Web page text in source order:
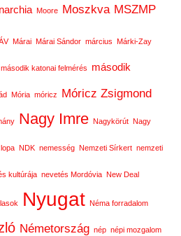
Moore Moszkva MSZMP
Márai Márai Sándor március Márki-Zay
második katonai felmérés második
Mória móricz Móricz Zsigmond
Nagy Imre Nagykörút Nagy
NDK nemesség Nemzeti Sírkert nemzeti
kultúrája nevetés Mordóvia New Deal
Nyugat Néma forradalom
Németország nép népi mozgalom